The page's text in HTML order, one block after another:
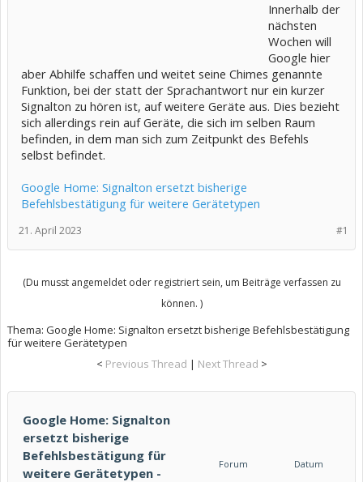
Innerhalb der
nächsten
Wochen will
Google hier
aber Abhilfe schaffen und weitet seine Chimes genannte
Funktion, bei der statt der Sprachantwort nur ein kurzer
Signalton zu hören ist, auf weitere Geräte aus. Dies bezieht
sich allerdings rein auf Geräte, die sich im selben Raum
befinden, in dem man sich zum Zeitpunkt des Befehls
selbst befindet.
Google Home: Signalton ersetzt bisherige
Befehlsbestätigung für weitere Gerätetypen
#1
21. April 2023
(Du musst angemeldet oder registriert sein, um Beiträge verfassen zu
können. )
Thema: Google Home: Signalton ersetzt bisherige Befehlsbestätigung
für weitere Gerätetypen
< Previous Thread | Next Thread >
Google Home: Signalton
ersetzt bisherige
Befehlsbestätigung für
weitere Gerätetypen -
Forum Datum